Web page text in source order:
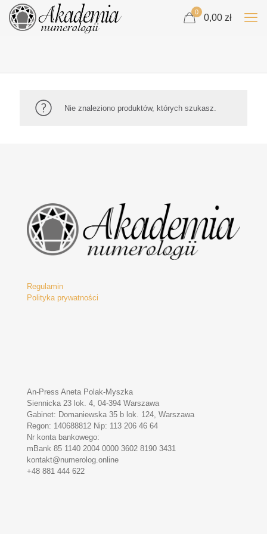
0
0,00 zł
Nie znaleziono produktów, których szukasz.
Regulamin
Polityka prywatności
An-Press Aneta Polak-Myszka
Siennicka 23 lok. 4, 04-394 Warszawa
Gabinet: Domaniewska 35 b lok. 124, Warszawa
Regon: 140688812 Nip: 113 206 46 64
Nr konta bankowego:
mBank 85 1140 2004 0000 3602 8190 3431
kontakt@numerolog.online
+48 881 444 622